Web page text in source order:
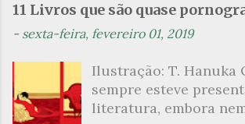
n
t
i
o
11 Livros que são quase
- sexta-feira, fevereiro 01, 2019
Ilustração: T. Hanuka
sempre esteve
literatura, embora nem